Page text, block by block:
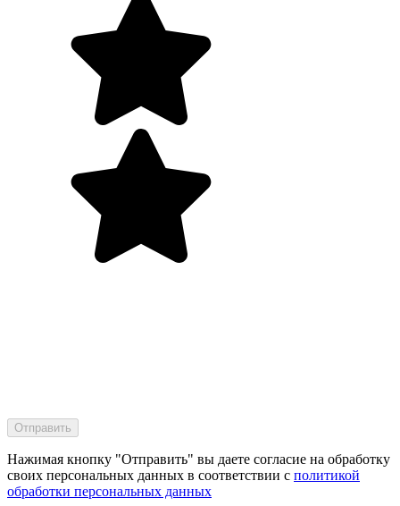
Нажимая кнопку "Отправить" вы даете согласие на обработку
своих персональных данных в соответствии с политикой
обработки персональных данных